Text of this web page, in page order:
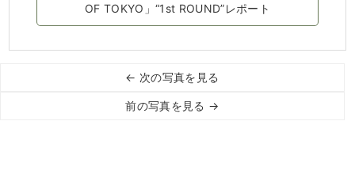
OF TOKYO」“1st ROUND”レポート
← 次の写真を見る
前の写真を見る →